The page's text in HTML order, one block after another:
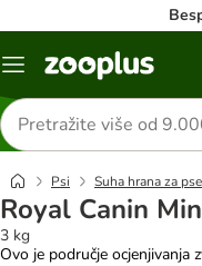
Izbornik
Traži
proizvode
Psi Suha hrana za pse
Royal Canin
3 kg
Ovo je područje ocjenjivanja